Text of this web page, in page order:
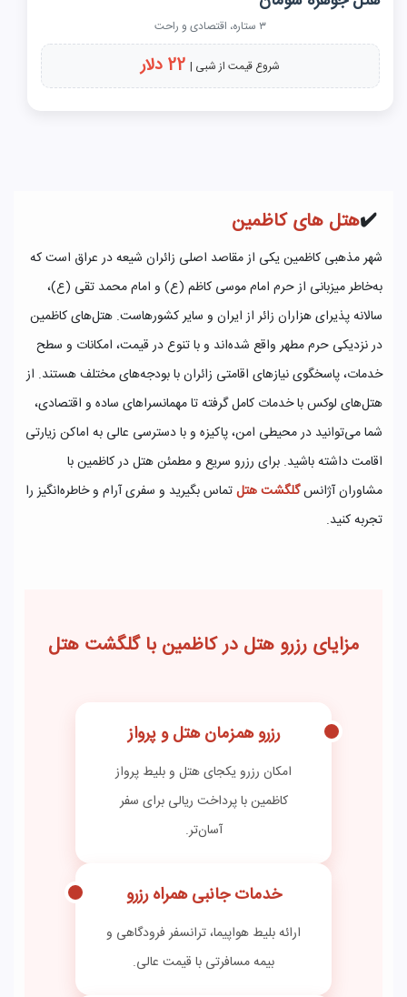
۳ ستاره، اقتصادی و راحت
شروع قیمت از شبی | 22 دلار
✔️هتل های کاظمین
شهر مذهبی کاظمین یکی از مقاصد اصلی زائران شیعه در عراق است که
به‌خاطر میزبانی از حرم امام موسی کاظم (ع) و امام محمد تقی (ع)،
سالانه پذیرای هزاران زائر از ایران و سایر کشورهاست. هتل‌های کاظمین
در نزدیکی حرم مطهر واقع شده‌اند و با تنوع در قیمت، امکانات و سطح
خدمات، پاسخگوی نیازهای اقامتی زائران با بودجه‌های مختلف هستند. از
هتل‌های لوکس با خدمات کامل گرفته تا مهمانسراهای ساده و اقتصادی،
شما می‌توانید در محیطی امن، پاکیزه و با دسترسی عالی به اماکن زیارتی
اقامت داشته باشید. برای رزرو سریع و مطمئن هتل در کاظمین با
مشاوران آژانسگلگشت هتلتماس بگیرید و سفری آرام و خاطره‌انگیز را
تجربه کنید.
مزایای رزرو هتل در کاظمین با گلگشت هتل
رزرو همزمان هتل و پرواز
امکان رزرو یکجای هتل و بلیط پرواز
کاظمین با پرداخت ریالی برای سفر
آسان‌تر.
خدمات جانبی همراه رزرو
ارائه بلیط هواپیما، ترانسفر فرودگاهی و
بیمه مسافرتی با قیمت عالی.